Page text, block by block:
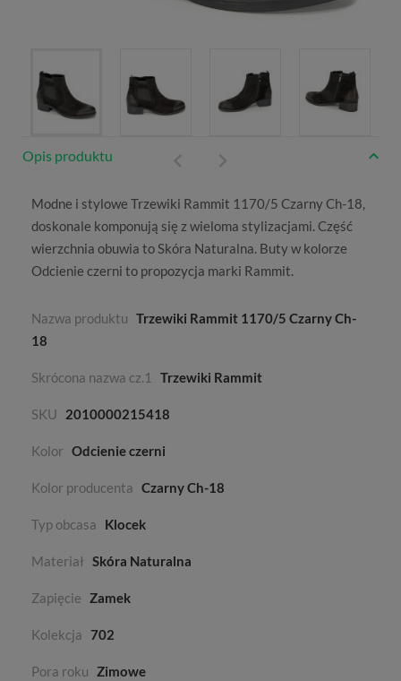
Opis produktu
Modne i stylowe Trzewiki Rammit 1170/5 Czarny Ch-18,
doskonale komponują się z wieloma stylizacjami. Część
wierzchnia obuwia toSkóra Naturalna. Buty w kolorze
Odcienie czerni to propozycja marki Rammit.
Nazwa produktu Trzewiki Rammit 1170/5 Czarny Ch-
18
Skrócona nazwa cz.1 Trzewiki Rammit
SKU 2010000215418
Kolor Odcienie czerni
Kolor producenta Czarny Ch-18
Typ obcasa Klocek
Materiał Skóra Naturalna
Zapięcie Zamek
Kolekcja 702
Pora roku Zimowe